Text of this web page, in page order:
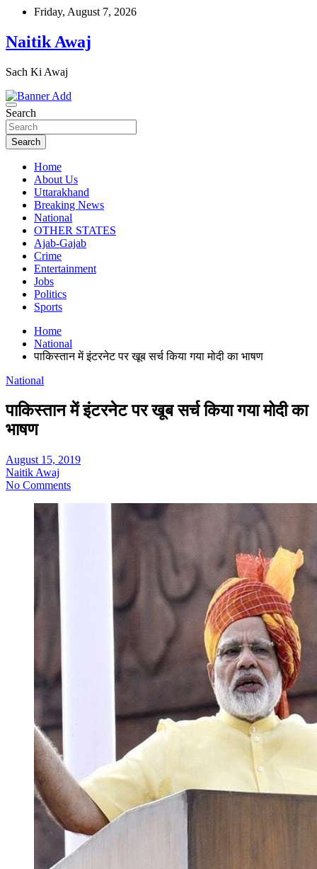
Skip
content
Friday, August 7, 2026
Naitik Awaj
Sach Ki Awaj
Search
Search
Home
About Us
Uttarakhand
Breaking News
National
OTHER STATES
Ajab-Gajab
Crime
Entertainment
Jobs
Politics
Sports
Home
National
पाकिस्तान में इंटरनेट पर खूब सर्च किया गया मोदी का भाषण
National
पाकिस्तान में इंटरनेट पर खूब सर्च किया गया मोदी का
भाषण
August 15, 2019
Naitik Awaj
No Comments